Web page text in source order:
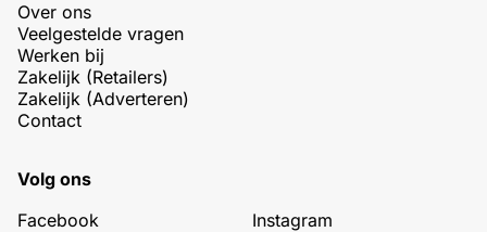
Over ons
Veelgestelde vragen
Werken bij
Zakelijk (Retailers)
Zakelijk (Adverteren)
Contact
Volg ons
Facebook
Instagram